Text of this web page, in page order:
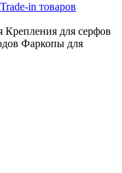
Trade-in товаров
Крепления для серфов
Фаркопы для